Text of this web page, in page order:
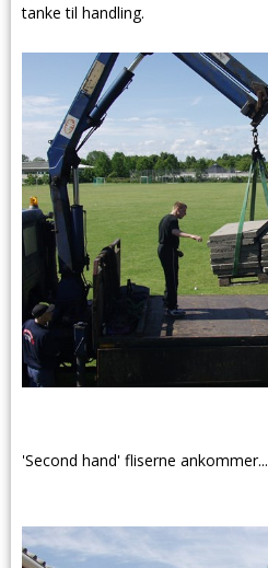
tanke til handling.
'Second hand' fliserne ankommer...